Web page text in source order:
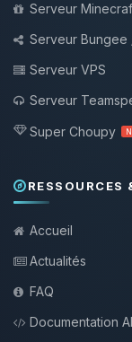
Serveur
Serveur Bungee
Serveur VPS
Serveur
Super Choupy
RESSOURCES
Accueil
Actualités
FAQ
Documentation